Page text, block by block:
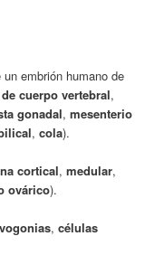
embrión humano de
cuerpo vertebral,
gonadal,mesenterio
,cola).
cortical,medular,
ovárico).
,células